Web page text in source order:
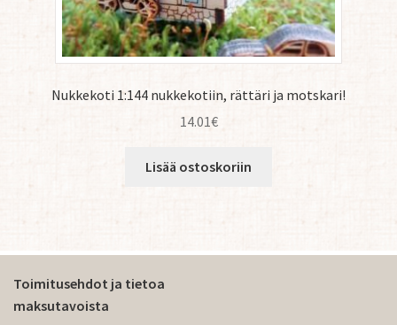
Nukkekoti 1:144 nukkekotiin, rättäri ja motskari!
14.01€
Lisää ostoskoriin
Toimitusehdot ja tietoa
maksutavoista